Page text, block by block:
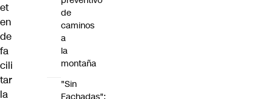
et
en
de
fa
cili
tar
la
de
caminos
a
la
montaña
"Sin
Fachadas":